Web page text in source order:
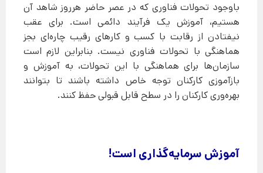
باوجود تحولات فناوری که در عصر حاضر هرروز شاهد آن
هستیم، آموزش یک فرآیند دائمی است. برای عقب
نیفتادن از رقابت با کسب و کارهای رقیب چاره‌ای بجز
هماهنگی با تحولات فناوری نیست. بنابراین لازم است
سازمان‌ها برای هماهنگی با این تحولات، به آموزش و
بازآموزی کارکنان توجه خاص داشته باشند تا بتوانند
بهره‌وری کارکنان را در سطح قابل قبولی حفظ کنند.
آموزش سرمایه‌گذاری است!​​